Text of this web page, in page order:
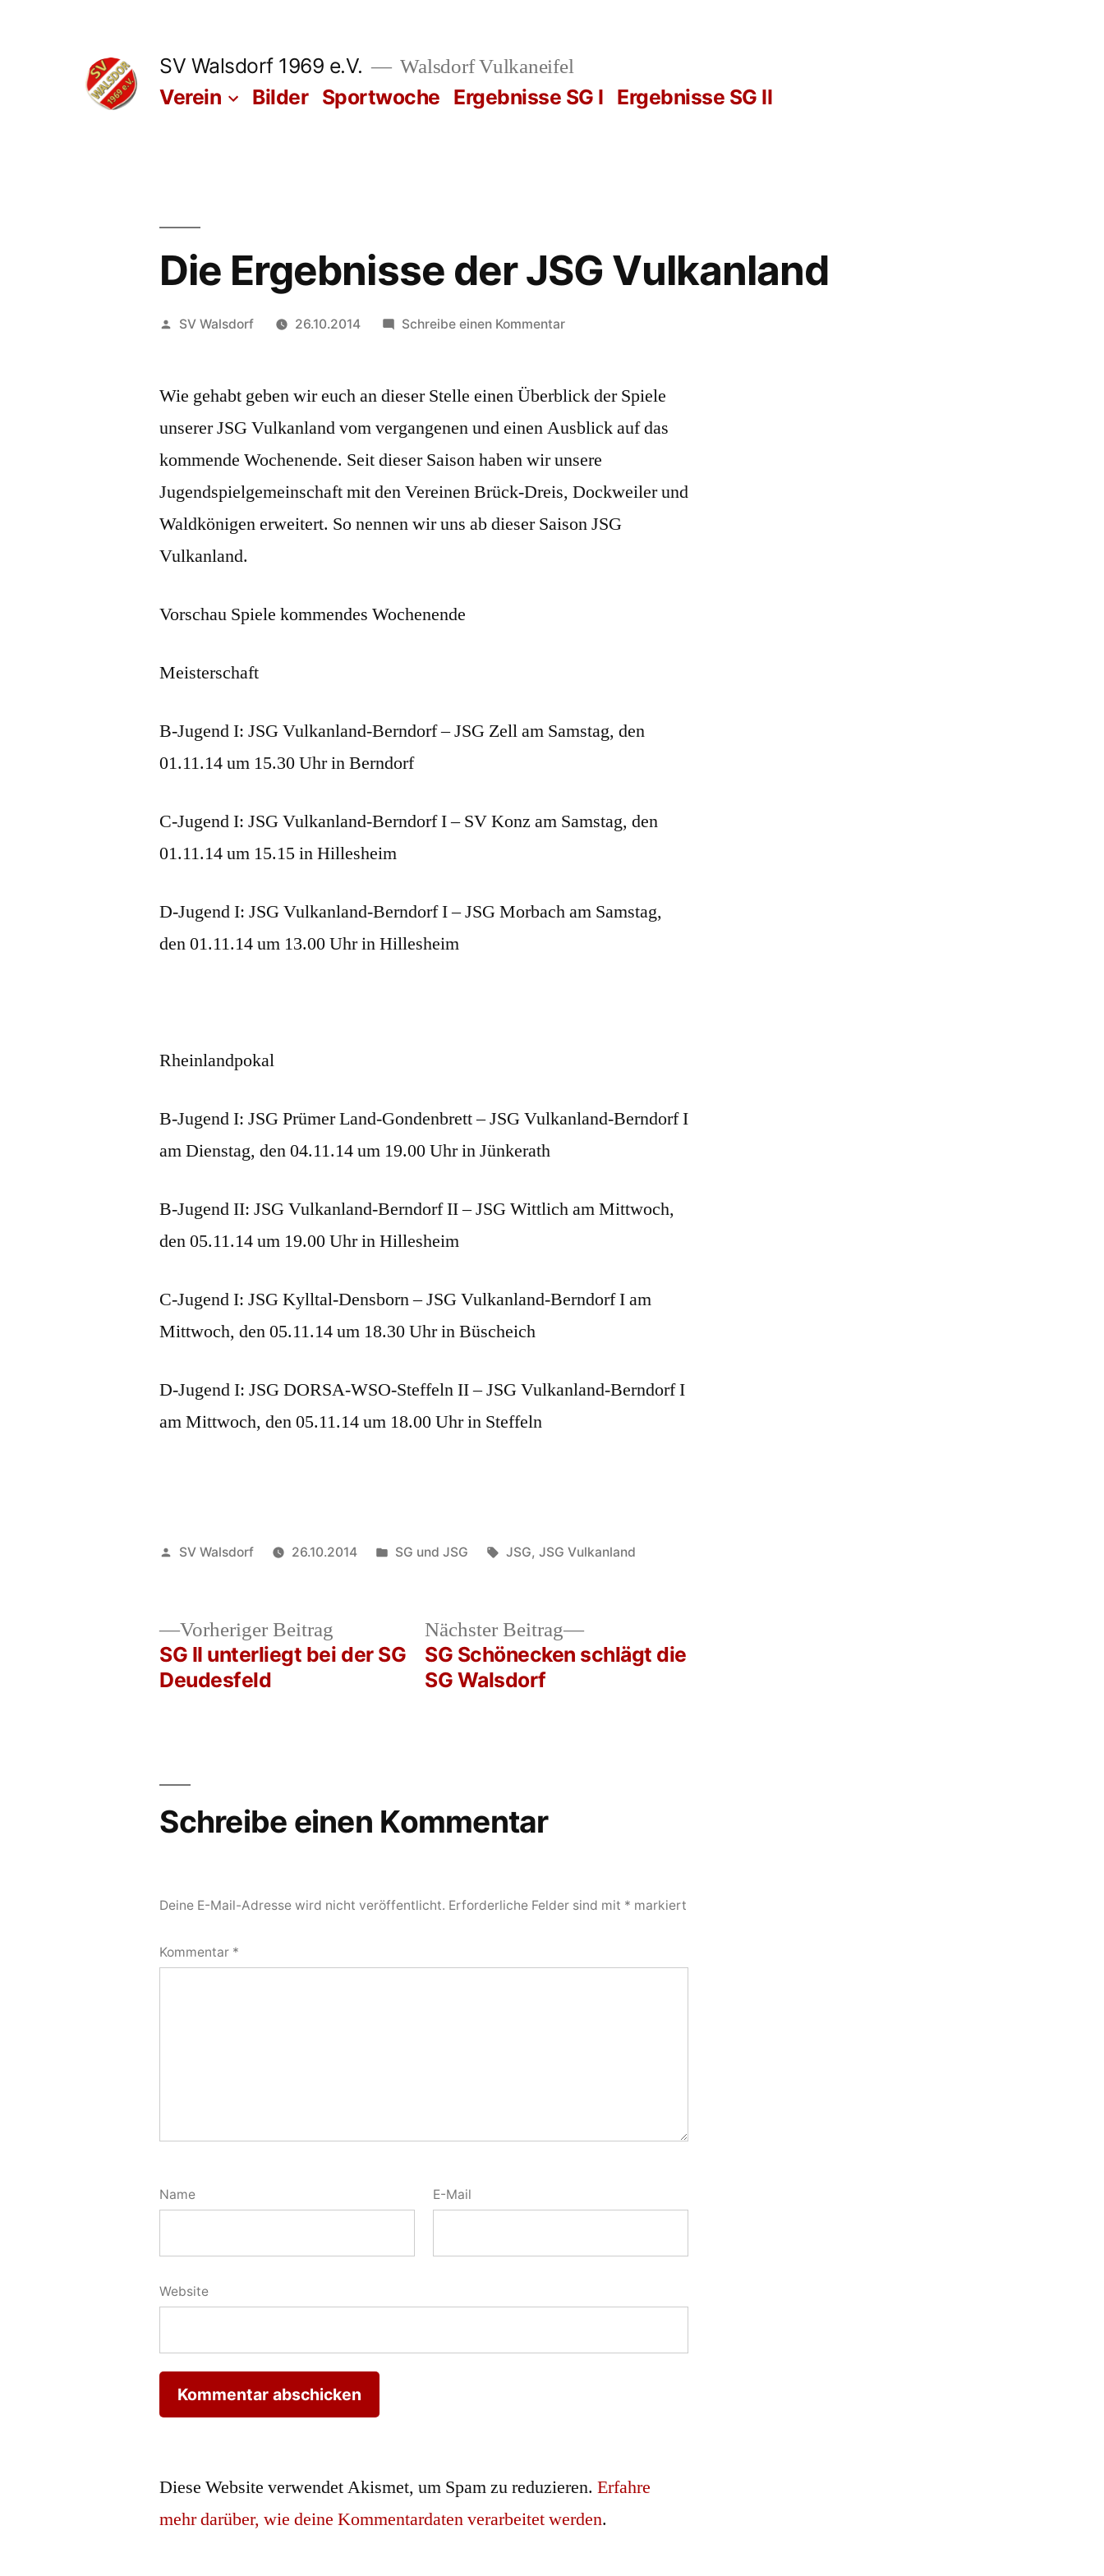
SV Walsdorf 1969 e.V. Walsdorf Vulkaneifel
Verein Bilder Sportwoche Ergebnisse SG I Ergebnisse SG II
Die Ergebnisse der JSG Vulkanland
Veröffentlicht
SV Walsdorf 26.10.2014 Schreibe einen Kommentarzu
der
Vulkanland
Wie gehabt geben wir euch an dieser Stelle einen Überblick der Spiele
unserer JSG Vulkanland vom vergangenen und einen Ausblick auf das
kommende Wochenende. Seit dieser Saison haben wir unsere
Jugendspielgemeinschaft mit den Vereinen Brück-Dreis, Dockweiler und
Waldkönigen erweitert. So nennen wir uns ab dieser Saison JSG
Vulkanland.
Vorschau Spiele kommendes Wochenende
Meisterschaft
B-Jugend I: JSG Vulkanland-Berndorf – JSG Zell am Samstag, den
01.11.14 um 15.30 Uhr in Berndorf
C-Jugend I: JSG Vulkanland-Berndorf I – SV Konz am Samstag, den
01.11.14 um 15.15 in Hillesheim
D-Jugend I: JSG Vulkanland-Berndorf I – JSG Morbach am Samstag,
den 01.11.14 um 13.00 Uhr in Hillesheim
Rheinlandpokal
B-Jugend I: JSG Prümer Land-Gondenbrett – JSG Vulkanland-Berndorf I
am Dienstag, den 04.11.14 um 19.00 Uhr in Jünkerath
B-Jugend II: JSG Vulkanland-Berndorf II – JSG Wittlich am Mittwoch,
den 05.11.14 um 19.00 Uhr in Hillesheim
C-Jugend I: JSG Kylltal-Densborn – JSG Vulkanland-Berndorf I am
Mittwoch, den 05.11.14 um 18.30 Uhr in Büscheich
D-Jugend I: JSG DORSA-WSO-Steffeln II – JSG Vulkanland-Berndorf I
am Mittwoch, den 05.11.14 um 18.00 Uhr in Steffeln
Veröffentlicht
SV Walsdorf 26.10.2014
Veröffentlicht
SG und JSG Schlagwörter:
JSG, JSG Vulkanland
Beitrags-
Vorheriger Beitrag
Beitrag:
SG II unterliegt bei der SG
Deudesfeld
Nächster Beitrag
Nächster
Beitrag:
SG Schönecken schlägt die
SG Walsdorf
Schreibe einen Kommentar
Deine E-Mail-Adresse wird nicht veröffentlicht. Erforderliche Felder sind mit * markiert
Kommentar *
Name E-Mail
Website
Diese Website verwendet Akismet, um Spam zu reduzieren.Erfahre
mehr darüber, wie deine Kommentardaten verarbeitet werden.